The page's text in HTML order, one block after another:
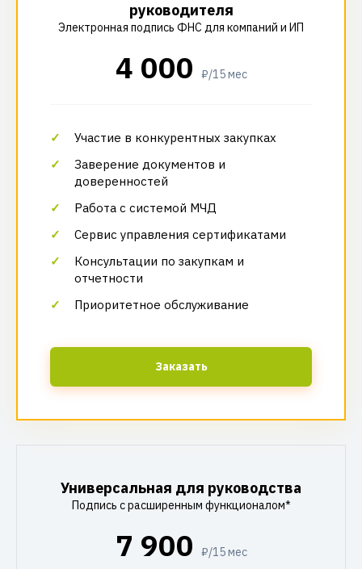
руководителя
Электронная подпись ФНС для компаний и ИП
4 000 ₽/15 мес
Участие в конкурентных закупках
Заверение документов и
доверенностей
Работа с системой МЧД
Сервис управления сертификатами
Консультации по закупкам и
отчетности
Приоритетное обслуживание
Заказать
Универсальная для руководства
Подпись с расширенным функционалом*
7 900 ₽/15 мес